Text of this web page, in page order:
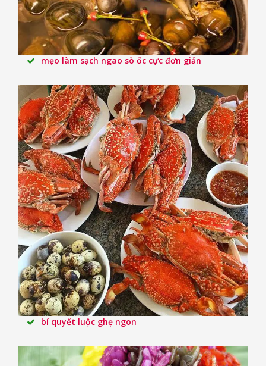
mẹo làm sạch ngao sò ốc cực đơn giản
bí quyết luộc ghẹ ngon